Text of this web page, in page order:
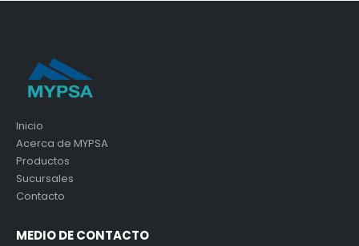
Inicio
Acerca de MYPSA
Productos
Sucursales
Contacto
MEDIO DE CONTACTO